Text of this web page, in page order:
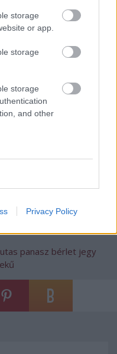
storage
or app.
storage
storage
and other
Privacy Policy
Kérem, a BKV
frissítsék fel a
beosztás
ilyen apró
utas panasz bérlet jegy